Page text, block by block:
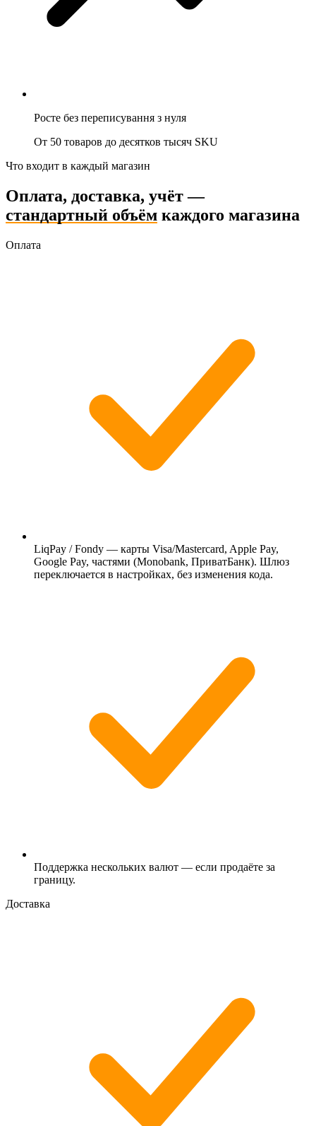
Росте без переписування з нуля
От 50 товаров до десятков тысяч SKU
Что входит в каждый магазин
Оплата, доставка, учёт —
стандартный объём каждого магазина
Оплата
LiqPay / Fondy — карты Visa/Mastercard, Apple Pay,
Google Pay, частями (Monobank, ПриватБанк). Шлюз
переключается в настройках, без изменения кода.
Поддержка нескольких валют — если продаёте за
границу.
Доставка